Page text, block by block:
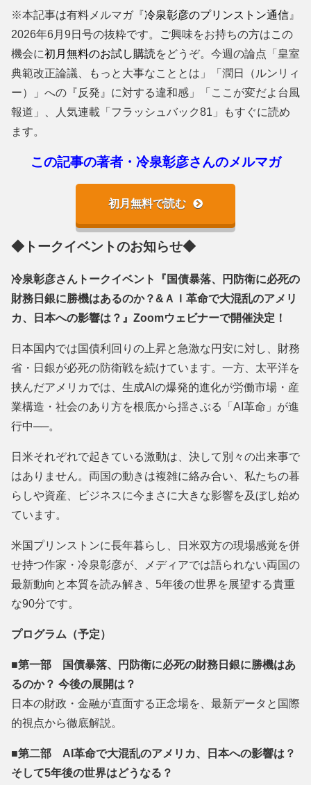
※本記事は有料メルマガ『冷泉彰彦のプリンストン通信 』
2026年6月9日号の抜粋です。ご興味をお持ちの方はこの
機会に初月無料のお試し購読をどうぞ。今週の論点「皇室
典範改正論議、もっと大事なこととは」「潤日（ルンリィ
ー）」への『反発』に対する違和感」「ここが変だよ台風
報道」、人気連載「フラッシュバック81」もすぐに読め
ます。
この記事の著者・冷泉彰彦さんのメルマガ
初月無料で読む
◆トークイベントのお知らせ◆
冷泉彰彦さんトークイベント『国債暴落、円防衛に必死の
財務日銀に勝機はあるのか？&ＡＩ革命で大混乱のアメリ
カ、日本への影響は？』Zoomウェビナーで開催決定！
日本国内では国債利回りの上昇と急激な円安に対し、財務
省・日銀が必死の防衛戦を続けています。一方、太平洋を
挟んだアメリカでは、生成AIの爆発的進化が労働市場・産
業構造・社会のあり方を根底から揺さぶる「AI革命」が進
行中──。
日米それぞれで起きている激動は、決して別々の出来事で
はありま せん。両国の動きは複雑に絡み合い、私たちの暮
らしや資産、ビジネスに今まさに大きな影響を及ぼし始め
ています。
米国プリンストンに長年暮らし、日米双方の現場感覚を併
せ持つ作家・冷泉彰彦が、メディアでは語られない両国の
最新動向と本質を読み解き、5年後の世界を展望する貴重
な90分です。
プログラム（予定）
■第一部 国債暴落、円防衛に必死の財務日銀に勝機はあ
るのか？ 今後の展開は？
日本の財政・金融が直面する正念場を、最新データと国際
的視点から徹底解説。
■第二部 AI革命で大混乱のアメリカ、日本への影響は？
そして5年後の世界はどうなる？